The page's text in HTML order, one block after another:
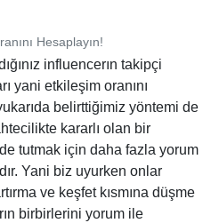
Hesaplayın!
influencerın takipçi
yani etkileşim oranını
belirttiğimiz yöntemi de
kararlı olan bir
tutmak için daha fazla yorum
Yani biz uyurken onlar
ve keşfet kısmına düşme
birbirlerini yorum ile